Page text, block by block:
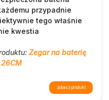
przypadnie
tego właśnie
kwestia
Zegar na baterię
zobacz produkt